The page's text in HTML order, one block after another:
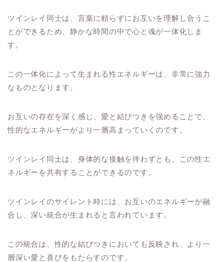
ツインレイ同士は、言葉に頼らずにお互いを理解し合うこ
とができるため、静かな時間の中で心と魂が一体化しま
す。
この一体化によって生まれる性エネルギーは、非常に強力
なものとなります。
お互いの存在を深く感じ、愛と結びつきを強めることで、
性的なエネルギーがより一層高まっていくのです。
ツインレイ同士は、身体的な接触を伴わずとも、この性エ
ネルギーを共有することができるのです。
ツインレイのサイレント時には、お互いのエネルギーが融
合し、深い統合が生まれると言われています。
この統合は、性的な結びつきにおいても反映され、より一
層深い愛と喜びをもたらすのです。